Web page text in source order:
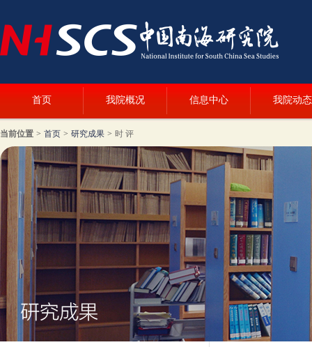
首页 我院概况 信息中心 我院动态
当前位置 > 首页 > 研究成果 > 时 评